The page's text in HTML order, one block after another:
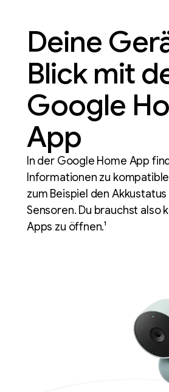
Deine
Blick mit
Google
App
In der Google Home App
Informationen zu
zum Beispiel den
Sensoren. Du brauchst also
Apps zu öffnen.¹